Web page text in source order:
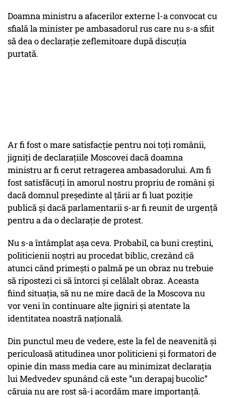
Doamna ministru a afacerilor externe l-a convocat cu
sfială la minister pe ambasadorul rus care nu s-a sfiit
să dea o declarație zeflemitoare după discuția
purtată.
Ar fi fost o mare satisfacție pentru noi toți românii,
jigniți de declarațiile Moscovei dacă doamna
ministru ar fi cerut retragerea ambasadorului. Am fi
fost satisfăcuți în amorul nostru propriu de români și
dacă domnul președinte al țării ar fi luat poziție
publică și dacă parlamentarii s-ar fi reunit de urgență
pentru a da o declarație de protest.
Nu s-a întâmplat așa ceva. Probabil, ca buni creștini,
politicienii noștri au procedat biblic, crezând că
atunci când primești o palmă pe un obraz nu trebuie
să ripostezi ci să întorci și celălalt obraz. Aceasta
fiind situația, să nu ne mire dacă de la Moscova nu
vor veni în continuare alte jigniri și atentate la
identitatea noastră națională.
Din punctul meu de vedere, este la fel de neavenită și
periculoasă atitudinea unor politicieni și formatori de
opinie din mass media care au minimizat declarația
lui Medvedev spunând că este ”un derapaj bucolic”
căruia nu are rost să-i acordăm mare importanță.